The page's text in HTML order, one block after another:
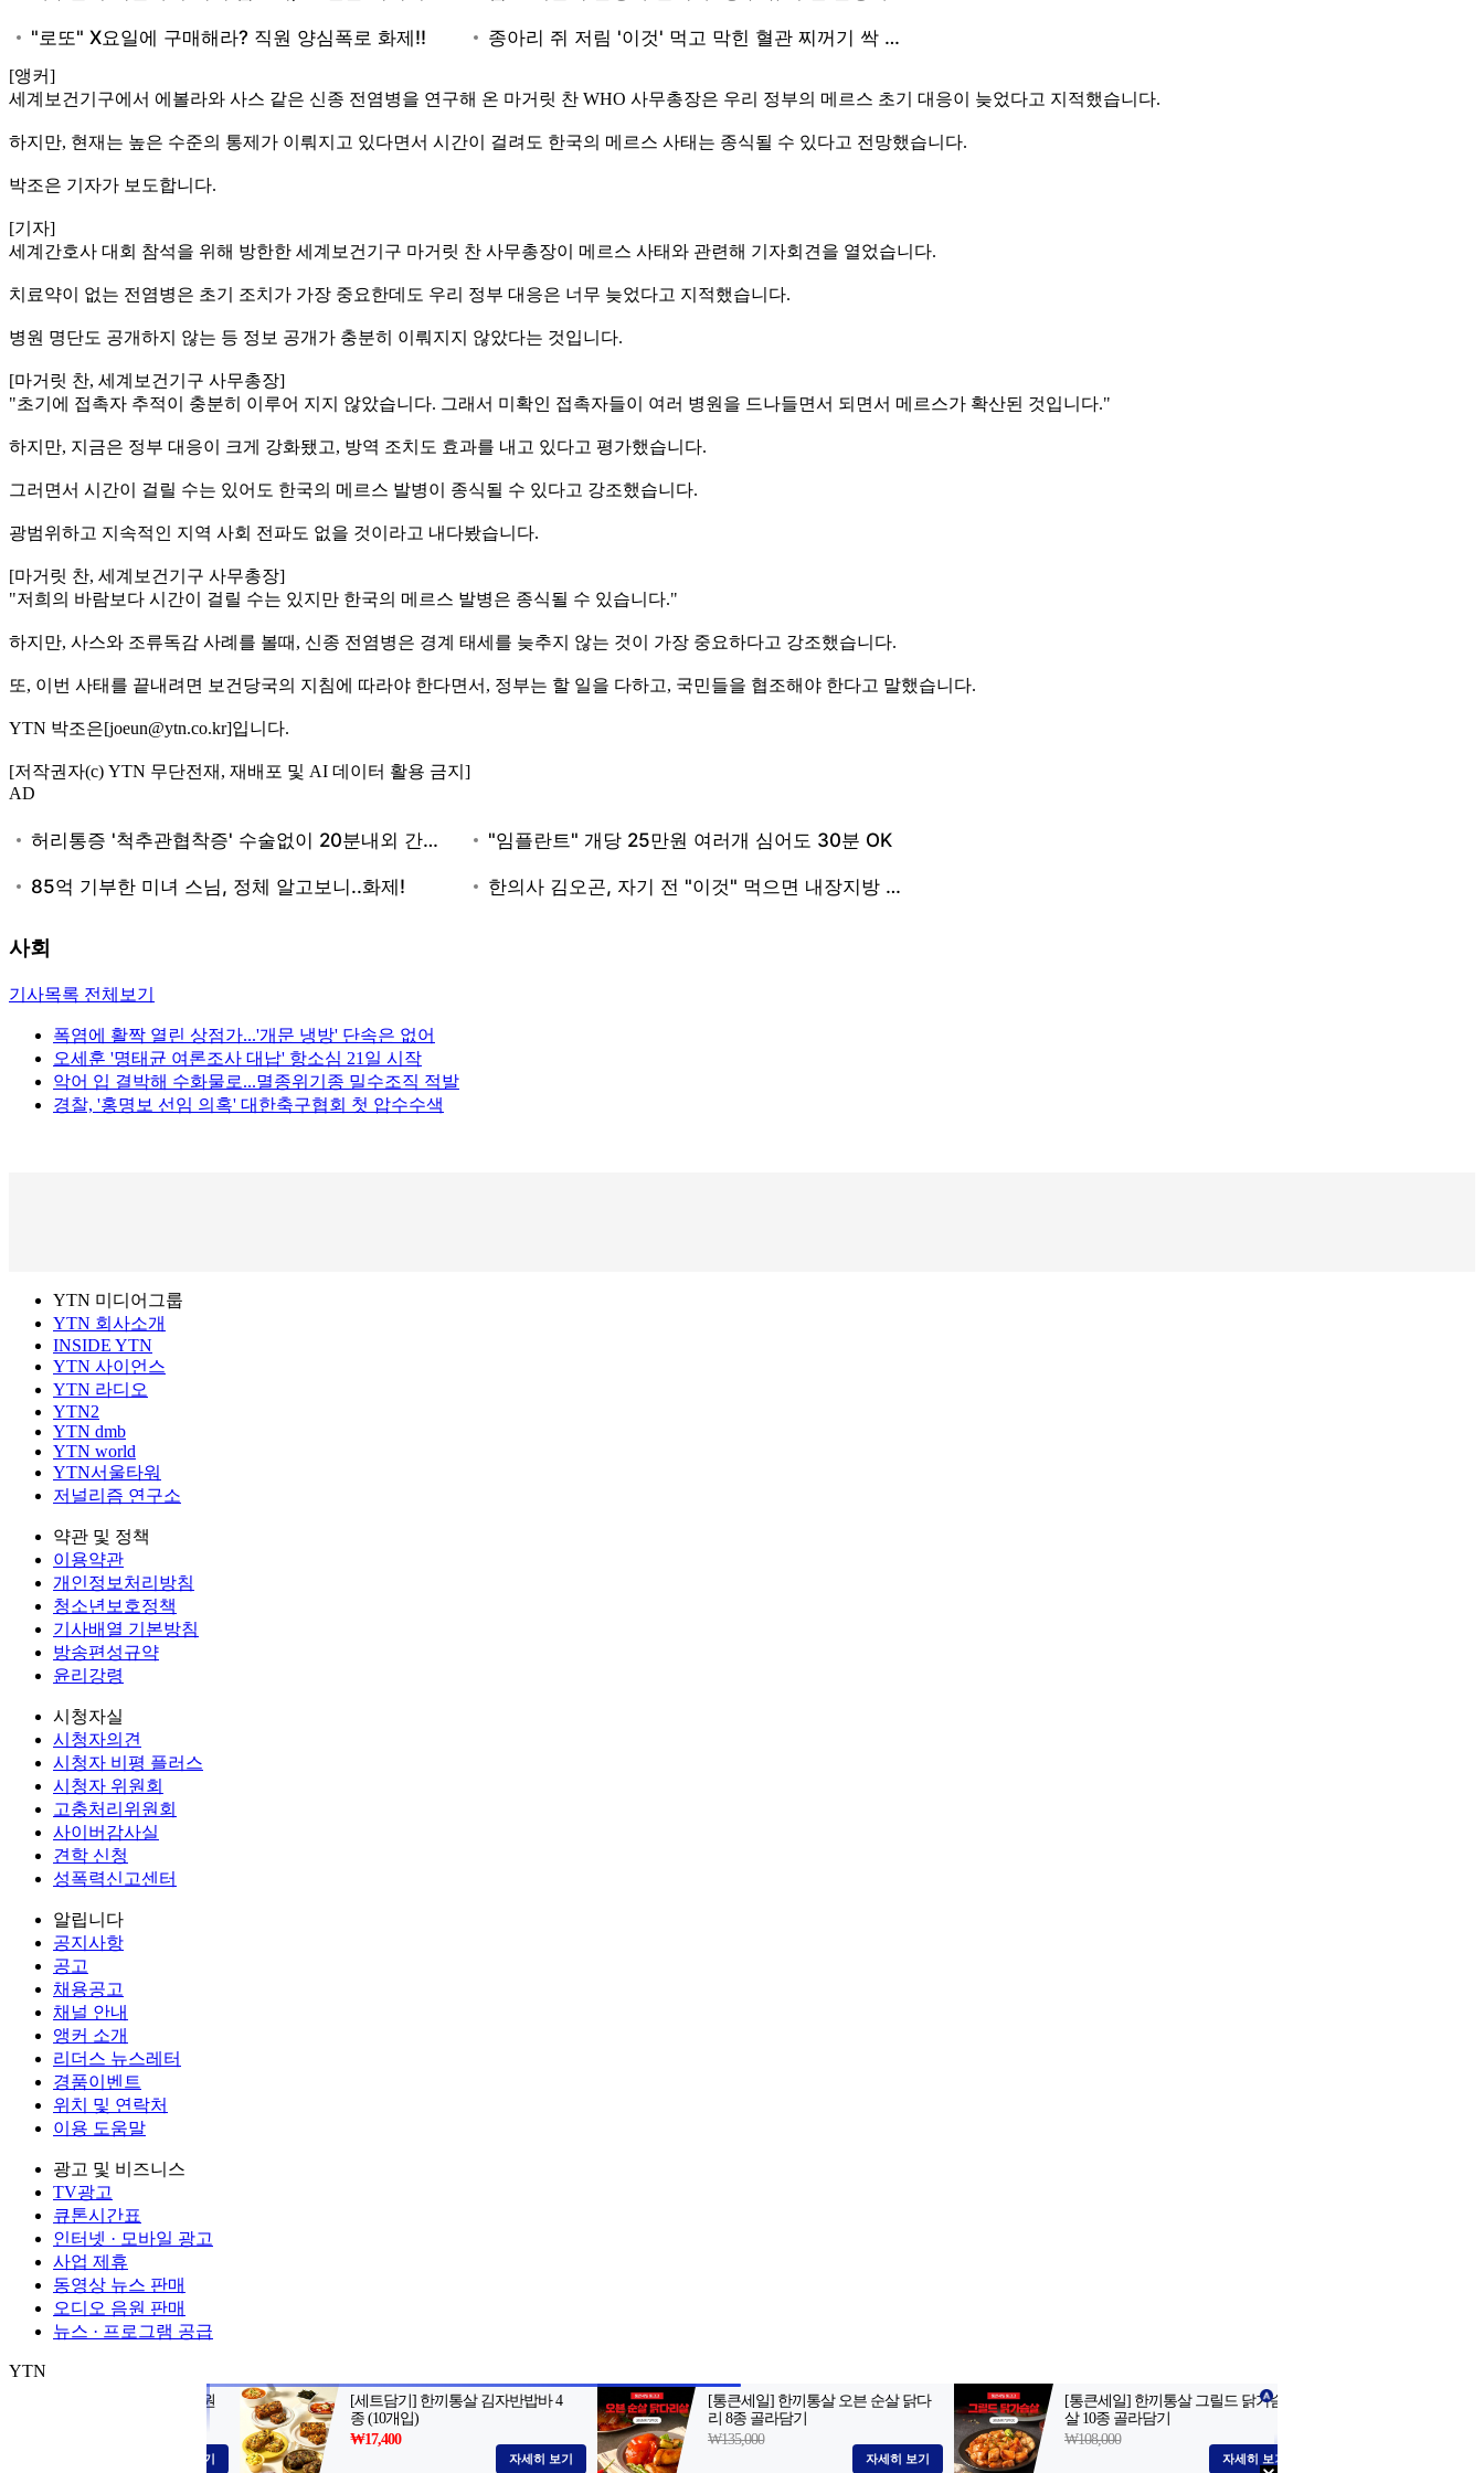
[앵커]
세계보건기구에서 에볼라와 사스 같은 신종 전염병을 연구해 온 마거릿 찬 WHO 사무총장은 우리 정부의 메르스 초기 대응이 늦었다고 지적했습니다.
하지만, 현재는 높은 수준의 통제가 이뤄지고 있다면서 시간이 걸려도 한국의 메르스 사태는 종식될 수 있다고 전망했습니다.
박조은 기자가 보도합니다.
[기자]
세계간호사 대회 참석을 위해 방한한 세계보건기구 마거릿 찬 사무총장이 메르스 사태와 관련해 기자회견을 열었습니다.
치료약이 없는 전염병은 초기 조치가 가장 중요한데도 우리 정부 대응은 너무 늦었다고 지적했습니다.
병원 명단도 공개하지 않는 등 정보 공개가 충분히 이뤄지지 않았다는 것입니다.
[마거릿 찬, 세계보건기구 사무총장]
"초기에 접촉자 추적이 충분히 이루어 지지 않았습니다. 그래서 미확인 접촉자들이 여러 병원을 드나들면서 되면서 메르스가 확산된 것입니다."
하지만, 지금은 정부 대응이 크게 강화됐고, 방역 조치도 효과를 내고 있다고 평가했습니다.
그러면서 시간이 걸릴 수는 있어도 한국의 메르스 발병이 종식될 수 있다고 강조했습니다.
광범위하고 지속적인 지역 사회 전파도 없을 것이라고 내다봤습니다.
[마거릿 찬, 세계보건기구 사무총장]
"저희의 바람보다 시간이 걸릴 수는 있지만 한국의 메르스 발병은 종식될 수 있습니다."
하지만, 사스와 조류독감 사례를 볼때, 신종 전염병은 경계 태세를 늦추지 않는 것이 가장 중요하다고 강조했습니다.
또, 이번 사태를 끝내려면 보건당국의 지침에 따라야 한다면서, 정부는 할 일을 다하고, 국민들을 협조해야 한다고 말했습니다.
YTN 박조은[joeun@ytn.co.kr]입니다.
[저작권자(c) YTN 무단전재, 재배포 및 AI 데이터 활용 금지]
AD
사회
기사목록 전체보기
폭염에 활짝 열린 상점가...'개문 냉방' 단속은 없어
오세훈 '명태균 여론조사 대납' 항소심 21일 시작
악어 입 결박해 수화물로...멸종위기종 밀수조직 적발
경찰, '홍명보 선임 의혹' 대한축구협회 첫 압수수색
YTN 미디어그룹
YTN 회사소개
INSIDE YTN
YTN 사이언스
YTN 라디오
YTN2
YTN dmb
YTN world
YTN서울타워
저널리즘 연구소
약관 및 정책
이용약관
개인정보처리방침
청소년보호정책
기사배열 기본방침
방송편성규약
윤리강령
시청자실
시청자의견
시청자 비평 플러스
시청자 위원회
고충처리위원회
사이버감사실
견학 신청
성폭력신고센터
알립니다
공지사항
공고
채용공고
채널 안내
앵커 소개
리더스 뉴스레터
경품이벤트
위치 및 연락처
이용 도움말
광고 및 비즈니스
TV광고
큐톤시간표
인터넷 · 모바일 광고
사업 제휴
동영상 뉴스 판매
오디오 음원 판매
뉴스 · 프로그램 공급
YTN
서울특별시 마포구 상암산로 76 (상암동) 대표전화: 02-398-8000 팩스: 02-398-8129 사업자등록번호: 102-81-32883
서울특별시 마포구 상암산로 76 (상암동)등록번호: 서울, 아54287
등록일자: 2022.06.03
대표전화: 02-398-8000 발행인: 김백
편집인 · 청소년보호책임자: 김선희
Copyright (c) YTN. All rights reserved. 무단 전재, 재배포 및 AI 데이터 활용 금지